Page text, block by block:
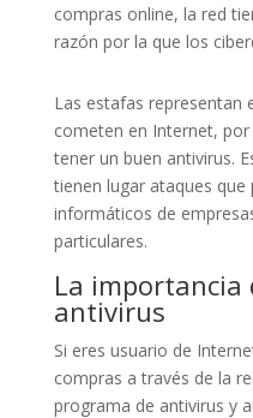
compras online, la red
razón por la que los
Las estafas representan
cometen en Internet,
tener un buen antivirus.
tienen lugar ataques
informáticos de
particulares.
La importancia
antivirus
Si eres usuario de
compras a través de la
programa de antivirus y